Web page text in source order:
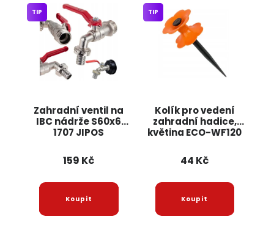
Zahradní ventil na
IBC nádrže S60x6
1707 JIPOS
TIP
159 Kč
Kolík pro vedení
zahradní hadice,
květina ECO-WF120
TIP
44 Kč